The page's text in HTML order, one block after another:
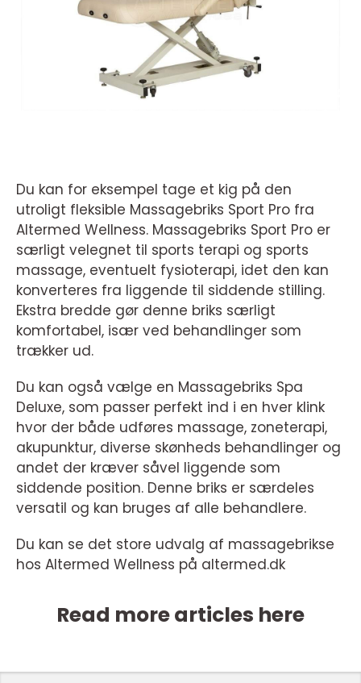
Du kan for eksempel tage et kig på den
utroligt fleksible Massagebriks Sport Pro fra
Altermed Wellness. Massagebriks Sport Pro er
særligt velegnet til sports terapi og sports
massage, eventuelt fysioterapi, idet den kan
konverteres fra liggende til siddende stilling.
Ekstra bredde gør denne briks særligt
komfortabel, især ved behandlinger som
trækker ud.
Du kan også vælge en Massagebriks Spa
Deluxe, som passer perfekt ind i en hver klink
hvor der både udføres massage, zoneterapi,
akupunktur, diverse skønheds behandlinger og
andet der kræver såvel liggende som
siddende position. Denne briks er særdeles
versatil og kan bruges af alle behandlere.
Du kan se det store udvalg af massagebrikse
hos Altermed Wellness på altermed.dk
Read more articles here